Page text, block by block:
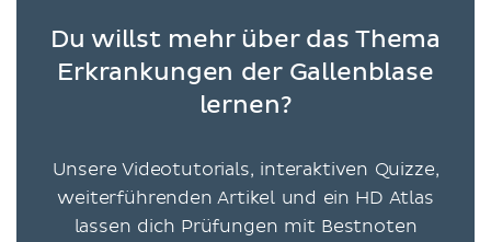
Du willst mehr über das Thema
Erkrankungen der Gallenblase
lernen?
Unsere Videotutorials, interaktiven Quizze,
weiterführenden Artikel und ein HD Atlas
lassen dich Prüfungen mit Bestnoten